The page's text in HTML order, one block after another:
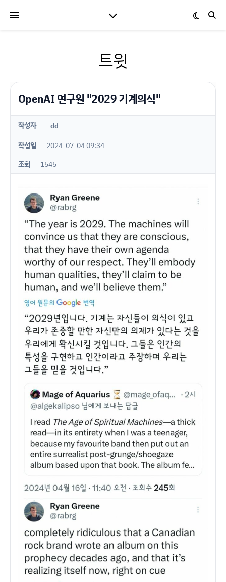
트윗
OpenAI 연구원 "2029 기계의식"
작성자 dd
작성일
2024-07-04 09:34
조회
1545